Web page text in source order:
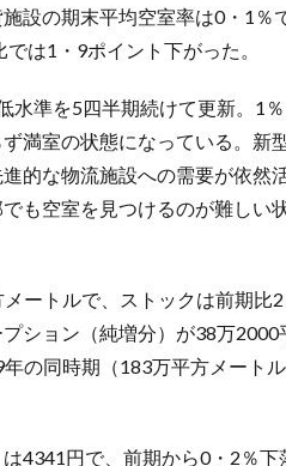
設の期末平均空室率は0・1％
は1・9ポイント下がった。
水準を5四半期続けて更新。1
満室の状態になっている。新
的な物流施設への需要が依然
も空室を見つけるのが難しい
ートルで、ストックは前期比
ション（純増分）が38万
の同時期（183万平方メート
4341円で、前期から0・2％下